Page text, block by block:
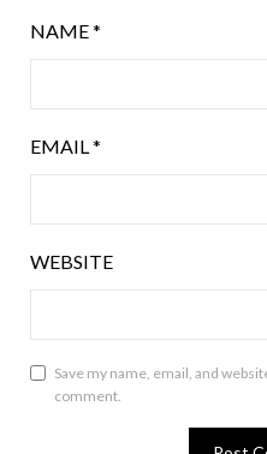
NAME*
EMAIL*
WEBSITE
Save my name, email, and
comment.